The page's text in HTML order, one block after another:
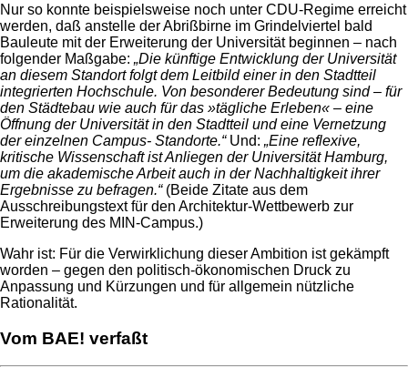
Nur so konnte beispielsweise noch unter CDU-Regime erreicht
werden, daß anstelle der Abrißbirne im Grindelviertel bald
Bauleute mit der Erweiterung der Universität beginnen – nach
folgender Maßgabe: „Die künftige Entwicklung der Universität
an diesem Standort folgt dem Leitbild einer in den Stadtteil
integrierten Hochschule. Von besonderer Bedeutung sind – für
den Städtebau wie auch für das »tägliche Erleben« – eine
Öffnung der Universität in den Stadtteil und eine Vernetzung
der einzelnen Campus- Standorte.“Und: „Eine reflexive,
kritische Wissenschaft ist Anliegen der Universität Hamburg,
um die akademische Arbeit auch in der Nachhaltigkeit ihrer
Ergebnisse zu befragen.“(Beide Zitate aus dem
Ausschreibungstext für den Architektur-Wettbewerb zur
Erweiterung des MIN-Campus.)
Wahr ist: Für die Verwirklichung dieser Ambition ist gekämpft
worden – gegen den politisch-ökonomischen Druck zu
Anpassung und Kürzungen und für allgemein nützliche
Rationalität.
Vom BAE! verfaßt